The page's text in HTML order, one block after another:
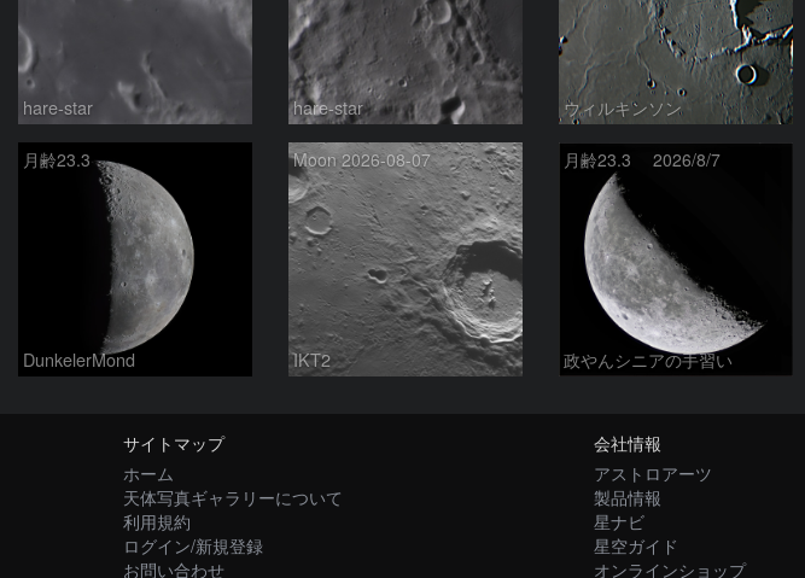
hare-star hare-star ウィルキンソン
月齢23.3
DunkelerMond
Moon 2026-08-07
IKT2
月齢23.3 2026/8/7
政やんシニアの手習い
サイトマップ
ホーム
天体写真ギャラリーについて
利用規約
ログイン/新規登録
お問い合わせ
会社情報
アストロアーツ
製品情報
星ナビ
星空ガイド
オンラインショップ